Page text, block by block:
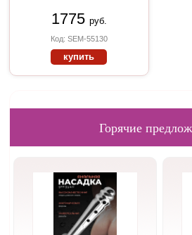
1775 руб.
Код: SEM-55130
купить
Горячие